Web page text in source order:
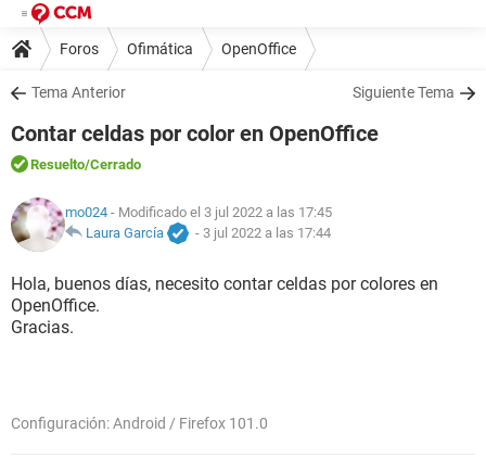
Foros Ofimática OpenOffice
Tema Anterior Siguiente Tema
Contar celdas por color en OpenOffice
Resuelto/Cerrado
mo024 - Modificado el 3 jul 2022 a las 17:45
Laura García
- 3 jul 2022 a las 17:44
Hola, buenos días, necesito contar celdas por colores en
OpenOffice.
Gracias.
Configuración: Android / Firefox 101.0